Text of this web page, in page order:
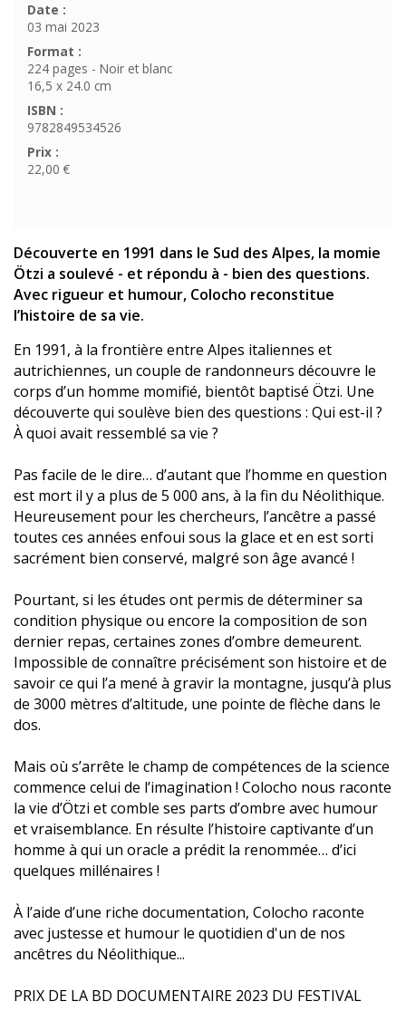
Date :
03 mai 2023
Format :
224 pages - Noir et blanc
16,5 x 24.0 cm
ISBN :
9782849534526
Prix :
22,00 €
Découverte en 1991 dans le Sud des Alpes, la momie
Ötzi a soulevé - et répondu à - bien des questions.
Avec rigueur et humour, Colocho reconstitue
l’histoire de sa vie.
En 1991, à la frontière entre Alpes italiennes et
autrichiennes, un couple de randonneurs découvre le
corps d’un homme momifié, bientôt baptisé Ötzi. Une
découverte qui soulève bien des questions : Qui est-il ?
À quoi avait ressemblé sa vie ?
Pas facile de le dire… d’autant que l’homme en question
est mort il y a plus de 5 000 ans, à la fin du Néolithique.
Heureusement pour les chercheurs, l’ancêtre a passé
toutes ces années enfoui sous la glace et en est sorti
sacrément bien conservé, malgré son âge avancé !
Pourtant, si les études ont permis de déterminer sa
condition physique ou encore la composition de son
dernier repas, certaines zones d’ombre demeurent.
Impossible de connaître précisément son histoire et de
savoir ce qui l’a mené à gravir la montagne, jusqu’à plus
de 3000 mètres d’altitude, une pointe de flèche dans le
dos.
Mais où s’arrête le champ de compétences de la science
commence celui de l’imagination ! Colocho nous raconte
la vie d’Ötzi et comble ses parts d’ombre avec humour
et vraisemblance. En résulte l’histoire captivante d’un
homme à qui un oracle a prédit la renommée… d’ici
quelques millénaires !
À l’aide d’une riche documentation, Colocho raconte
avec justesse et humour le quotidien d'un de nos
ancêtres du Néolithique...
PRIX DE LA BD DOCUMENTAIRE 2023 DU FESTIVAL